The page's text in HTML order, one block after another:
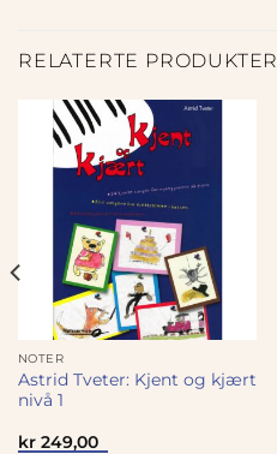
RELATERTE PRODUKTER
NOTER
Astrid Tveter: Kjent og kjært
nivå 1
kr249,00